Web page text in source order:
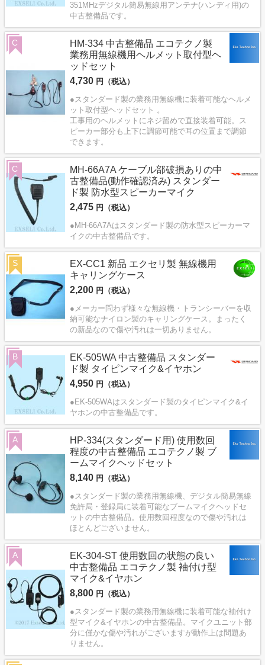
351MHzデジタル簡易無線用アンテナ(ハンディ用)の
中古整備品です。
HM-334 中古整備品 エコテクノ製
業務用無線機用ヘルメット取付型ヘ
ッドセット
4,730 円（税込）
●スタンダード製の業務用無線機に装着可能なヘルメ
ット取付型ヘッドセット 。
工事用のヘルメットにネジ留めで直接装着可能。ス
ピーカー部分も上下に調節可能で耳の位置まで調節
できます。
C
MH-66A7A ケーブル部破損ありの中
古整備品(動作確認済み) スタンダー
ド製 防水型スピーカーマイク
2,475 円（税込）
●MH-66A7Aはスタンダード製の防水型スピーカーマ
イクの中古整備品です。
C
EX-CC1 新品 エクセリ製 無線機用
キャリングケース
2,200 円（税込）
●メーカー問わず様々な無線機・トランシーバーを収
納可能なナイロン製のキャリングケース。まったく
の新品なので傷や汚れは一切ありません。
S
EK-505WA 中古整備品 スタンダー
ド製 タイピンマイク&イヤホン
4,950 円（税込）
●EK-505WAはスタンダード製のタイピンマイク&イ
ヤホンの中古整備品です。
B
HP-334(スタンダード用) 使用数回
程度の中古整備品 エコテクノ製 ブ
ームマイクヘッドセット
8,140 円（税込）
●スタンダード製の業務用無線機、デジタル簡易無線
免許局・登録局に装着可能なブームマイクヘッドセ
ットの中古整備品。使用数回程度なので傷や汚れは
ほとんどございません。
A
EK-304-ST 使用数回の状態の良い
中古整備品 エコテクノ製 袖付け型
マイク&イヤホン
8,800 円（税込）
●スタンダード製の業務用無線機に装着可能な袖付け
型マイク&イヤホンの中古整備品。マイクユニット部
分に僅かな傷や汚れがございますが動作上は問題あ
りません。
A